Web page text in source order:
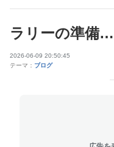
ラリーの準備…
2026-06-09 20:50:45
テーマ： ブログ